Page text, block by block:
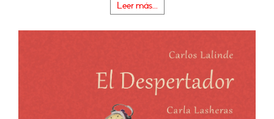
Leer más...